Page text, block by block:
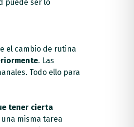
puede ser lo
el cambio de rutina
. Las
Todo ello para
tener cierta
misma tarea